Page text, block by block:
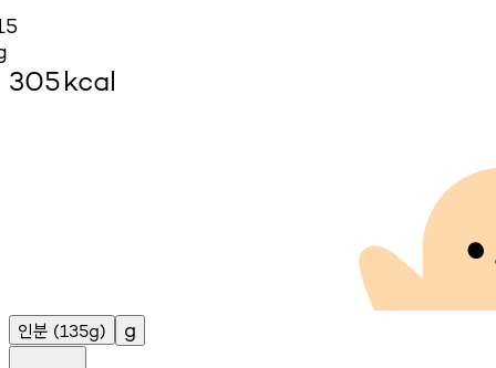
305kcal
인분 (135g) g